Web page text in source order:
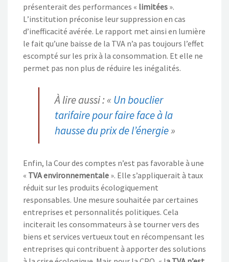
présenterait des performances « limitées ».
L ’institution préconise leur suppression en cas
d’inefficacité avérée. Le rapport met ainsi en lumière
le fait qu’une baisse de la TVA n’a pas toujours l’effet
escompté sur les prix à la consommation. Et elle ne
permet pas non plus de réduire les inégalités.
À lire aussi : « Un bouclier
tarifaire pour faire face à la
hausse du prix de l’énergie»
Enfin, la Cour des comptes n’est pas favorable à une
« TVA environnementale ». Elle s’appliquerait à taux
réduit sur les produits écologiquement
responsables. Une mesure souhaitée par certaines
entreprises et personnalités politiques. Cela
inciterait les consommateurs à se tourner vers des
biens et services vertueux tout en récompensant les
entreprises qui contribuent à apporter des solutions